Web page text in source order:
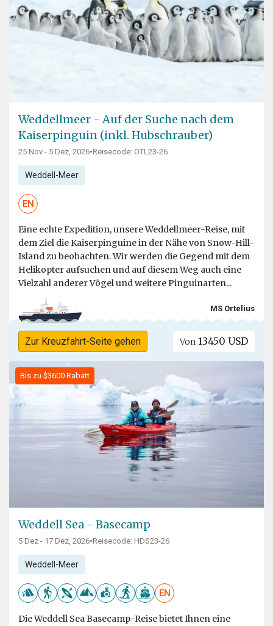
Weddellmeer - Auf der Suche nach dem
Kaiserpinguin (inkl. Hubschrauber)
25 Nov - 5 Dez, 2026•Reisecode: OTL23-26
Weddell-Meer
EN
Eine echte Expedition, unsere Weddellmeer-Reise, mit
dem Ziel die Kaiserpinguine in der Nähe von Snow-Hill-
Island zu beobachten. Wir werden die Gegend mit dem
Helikopter aufsuchen und auf diesem Weg auch eine
Vielzahl anderer Vögel und weitere Pinguinarten...
MS Ortelius
Zur Kreuzfahrt-Seite gehen Von 13450 USD
Bis zu $3600 Rabatt
Weddell Sea - Basecamp
5 Dez - 17 Dez, 2026•Reisecode: HDS23-26
Weddell-Meer
EN
Die Weddell Sea Basecamp-Reise bietet Ihnen eine